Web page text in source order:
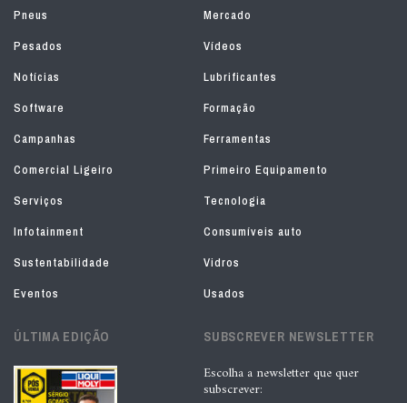
Pneus
Mercado
Pesados
Vídeos
Notícias
Lubrificantes
Software
Formação
Campanhas
Ferramentas
Comercial Ligeiro
Primeiro Equipamento
Serviços
Tecnologia
Infotainment
Consumíveis auto
Sustentabilidade
Vidros
Eventos
Usados
ÚLTIMA EDIÇÃO SUBSCREVER NEWSLETTER
Escolha a newsletter que quer
subscrever: